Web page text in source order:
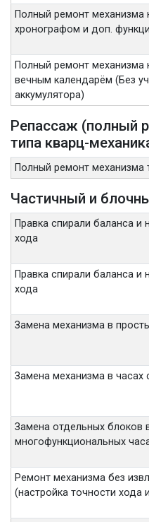
Полный ремонт механизма
хронографом и доп.
Полный ремонт механизма
вечным календарём (Без
аккумулятора)
Репассаж (полный
типа кварц-
Полный ремонт механизма
Частичный и
Правка спирали баланса и
хода
Правка спирали баланса и
хода
Замена механизма в
Замена механизма в часах
Замена отдельных блоков
многофункциональных
Ремонт механизма без
(настройка точности хода